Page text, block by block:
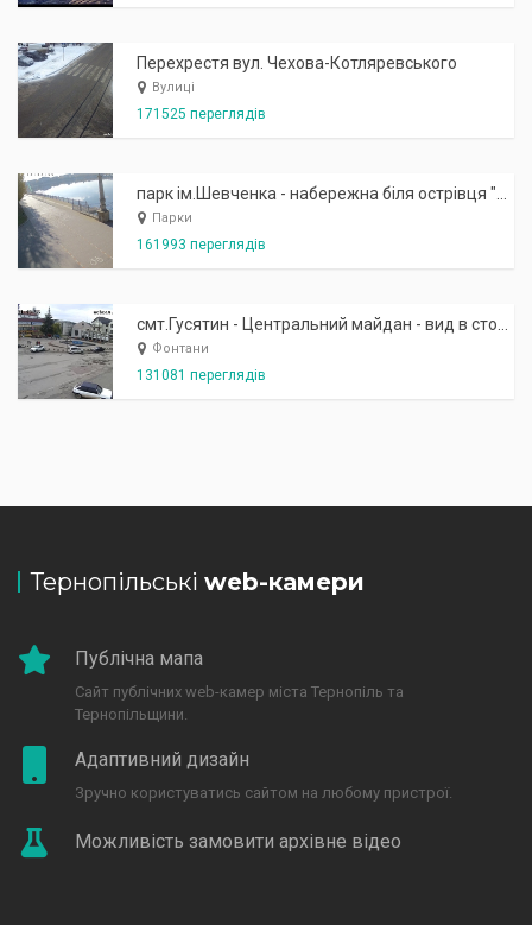
Перехрестя вул. Чехова-Котляревського
Вулиці
171525 переглядів
Парки
161993 переглядів
Фонтани
131081 переглядів
Тернопільські web-камери
Публічна мапа
Сайт публічних web-камер міста Тернопіль та
Тернопільщини.
Адаптивний дизайн
Зручно користуватись сайтом на любому пристрої.
Можливість замовити архівне відео